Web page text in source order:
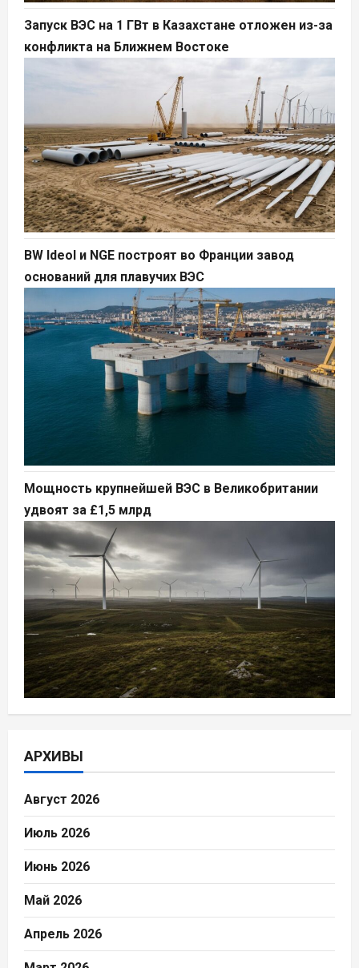
Запуск ВЭС на 1 ГВт в Казахстане отложен из-за
конфликта на Ближнем Востоке
BW Ideol и NGE построят во Франции завод
оснований для плавучих ВЭС
Мощность крупнейшей ВЭС в Великобритании
удвоят за £1,5 млрд
АРХИВЫ
Август 2026
Июль 2026
Июнь 2026
Май 2026
Апрель 2026